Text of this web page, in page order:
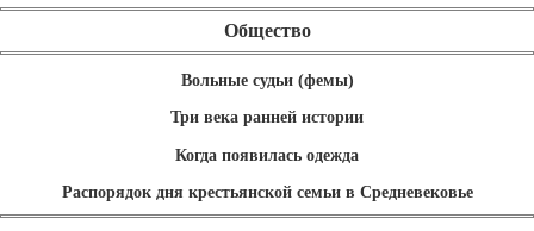
Общество
Вольные судьи (фемы)
Три века ранней истории
Когда появилась одежда
Распорядок дня крестьянской семьи в Средневековье